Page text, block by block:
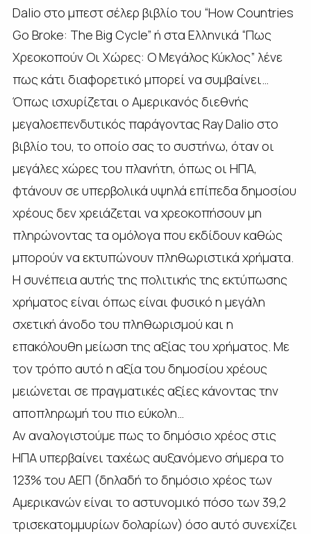
Dalio στο μπεστ σέλερ βιβλίο του “How Countries
Go Broke: The Big Cycle” ή στα Ελληνικά “Πως
Χρεοκοπούν Οι Χώρες: Ο Μεγάλος Κύκλος” λένε
πως κάτι διαφορετικό μπορεί να συμβαίνει…
Όπως ισχυρίζεται ο Αμερικανός διεθνής
μεγαλοεπενδυτικός παράγοντας Ray Dalio στο
βιβλίο του, το οποίο σας το συστήνω, όταν οι
μεγάλες χώρες του πλανήτη, όπως οι ΗΠΑ,
φτάνουν σε υπερβολικά υψηλά επίπεδα δημοσίου
χρέους δεν χρειάζεται να χρεοκοπήσουν μη
πληρώνοντας τα ομόλογα που εκδίδουν καθώς
μπορούν να εκτυπώνουν πληθωριστικά χρήματα.
Η συνέπεια αυτής της πολιτικής της εκτύπωσης
χρήματος είναι όπως είναι φυσικό η μεγάλη
σχετική άνοδο του πληθωρισμού και η
επακόλουθη μείωση της αξίας του χρήματος. Με
τον τρόπο αυτό η αξία του δημοσίου χρέους
μειώνεται σε πραγματικές αξίες κάνοντας την
αποπληρωμή του πιο εύκολη…
Αν αναλογιστούμε πως το δημόσιο χρέος στις
ΗΠΑ υπερβαίνει ταχέως αυξανόμενο σήμερα το
123% του ΑΕΠ (δηλαδή το δημόσιο χρέος των
Αμερικανών είναι το αστυνομικό πόσο των 39,2
τρισεκατομμυρίων δολαρίων) όσο αυτό συνεχίζει